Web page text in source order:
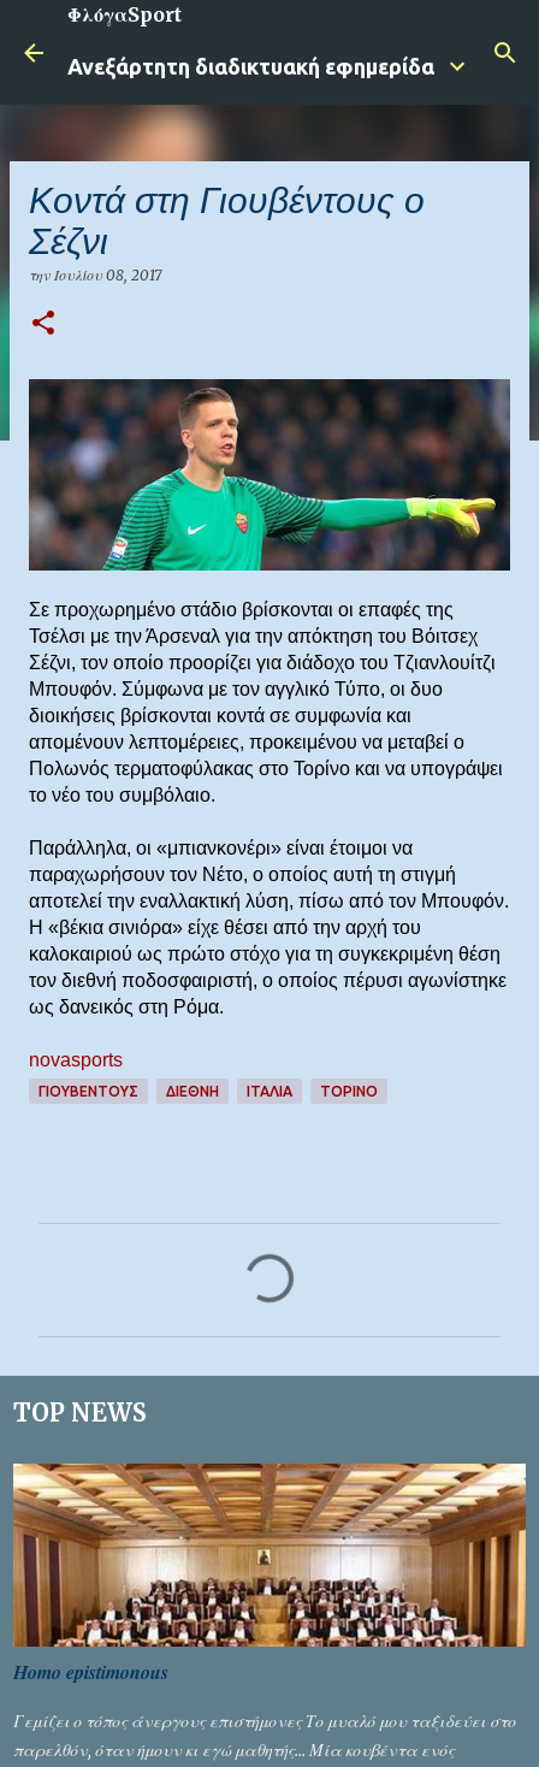
Μετάβαση στο κύριο περιεχόμενο
ΦλόγαSport
Ανεξάρτητη διαδικτυακή εφημερίδα
Κοντά στη Γιουβέντους ο
Σέζνι
την Ιουλίου 08, 2017
Σε προχωρημένο στάδιο βρίσκονται οι επαφές της
Τσέλσι με την Άρσεναλ για την απόκτηση του Βόιτσεχ
Σέζνι, τον οποίο προορίζει για διάδοχο του Τζιανλουίτζι
Μπουφόν. Σύμφωνα με τον αγγλικό Τύπο, οι δυο
διοικήσεις βρίσκονται κοντά σε συμφωνία και
απομένουν λεπτομέρειες, προκειμένου να μεταβεί ο
Πολωνός τερματοφύλακας στο Τορίνο και να υπογράψει
το νέο του συμβόλαιο.
Παράλληλα, οι «μπιανκονέρι» είναι έτοιμοι να
παραχωρήσουν τον Νέτο, ο οποίος αυτή τη στιγμή
αποτελεί την εναλλακτική λύση, πίσω από τον Μπουφόν.
Η «βέκια σινιόρα» είχε θέσει από την αρχή του
καλοκαιριού ως πρώτο στόχο για τη συγκεκριμένη θέση
τον διεθνή ποδοσφαιριστή, ο οποίος πέρυσι αγωνίστηκε
ως δανεικός στη Ρόμα.
novasports
ΓΙΟΥΒΕΝΤΟΥΣ ΔΙΕΘΝΉ ΙΤΑΛΊΑ ΤΟΡΙΝΟ
ι
TOP NEWS
Homo epistimonous
Γεμίζει ο τόπος άνεργους επιστήμονες Το μυαλό μου ταξιδεύει στο
παρελθόν, όταν ήμουν κι εγώ μαθητής... Μία κουβέντα ενός